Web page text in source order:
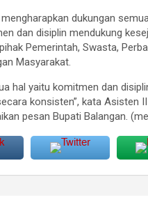
dukungan
dan disiplin mendukung
Pemerintah, Swasta,
Masyarakat.
hal yaitu komitmen dan
konsisten”, kata Asisten
pesan Bupati Balangan.